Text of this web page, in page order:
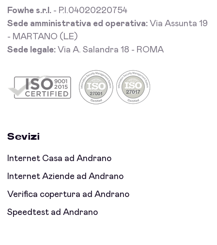
Fowhe s.r.l. - P.I.04020220754
Sede amministrativa ed operativa: Via Assunta 19
- MARTANO (LE)
Sede legale: Via A. Salandra 18 - ROMA
Sevizi
Internet Casa ad Andrano
Internet Aziende ad Andrano
Verifica copertura ad Andrano
Speedtest ad Andrano